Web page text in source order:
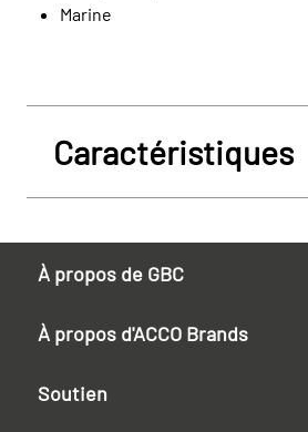
Marine
Caractéristiques
À propos de GBC
À propos d'ACCO Brands
Soutien